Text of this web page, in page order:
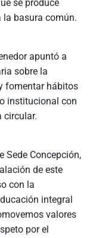
se produce
la basura común.
apuntó a
sobre la
fomentar hábitos
institucional con
circular.
Sede Concepción,
de este
con la
integral
valores
por el